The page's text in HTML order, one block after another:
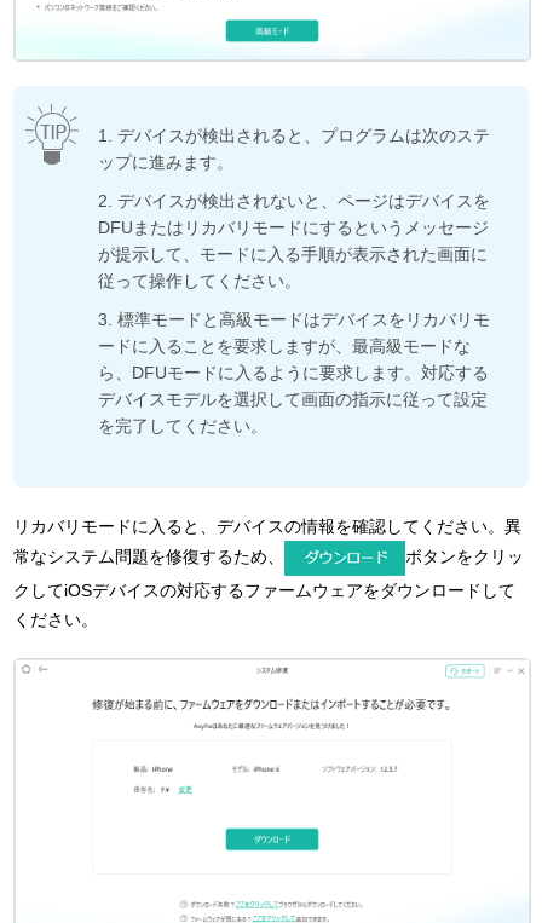
1. デバイスが検出されると、プログラムは次のステ
ップに進みます。
2. デバイスが検出されないと、ページはデバイスを
DFUまたはリカバリモードにするというメッセージ
が提示して、モードに入る手順が表示された画面に
従って操作してください。
3. 標準モードと高級モードはデバイスをリカバリモ
ードに入ることを要求しますが、最高級モードな
ら、DFUモードに入るように要求します。対応する
デバイスモデルを選択して画面の指示に従って設定
を完了してください。
リカバリモードに入ると、デバイスの情報を確認してください。異
常なシステム問題を修復するため、
ボタンをクリッ
クしてiOSデバイスの対応するファームウェアをダウンロードして
ください。